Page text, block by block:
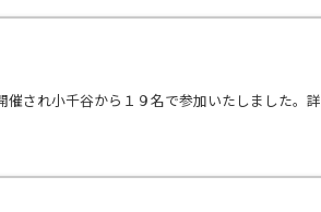
され小千谷から１９名で参加いたしました。詳